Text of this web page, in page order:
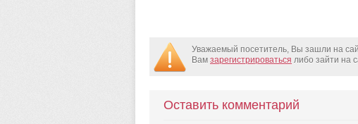
Уважаемый посетитель, Вы зашли на
Вам зарегистрироваться либо зайти на
Оставить комментарий